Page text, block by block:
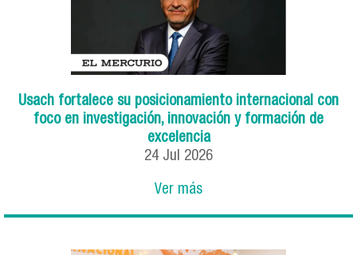
Usach fortalece su posicionamiento internacional con
foco en investigación, innovación y formación de
excelencia
24 Jul 2026
Ver más